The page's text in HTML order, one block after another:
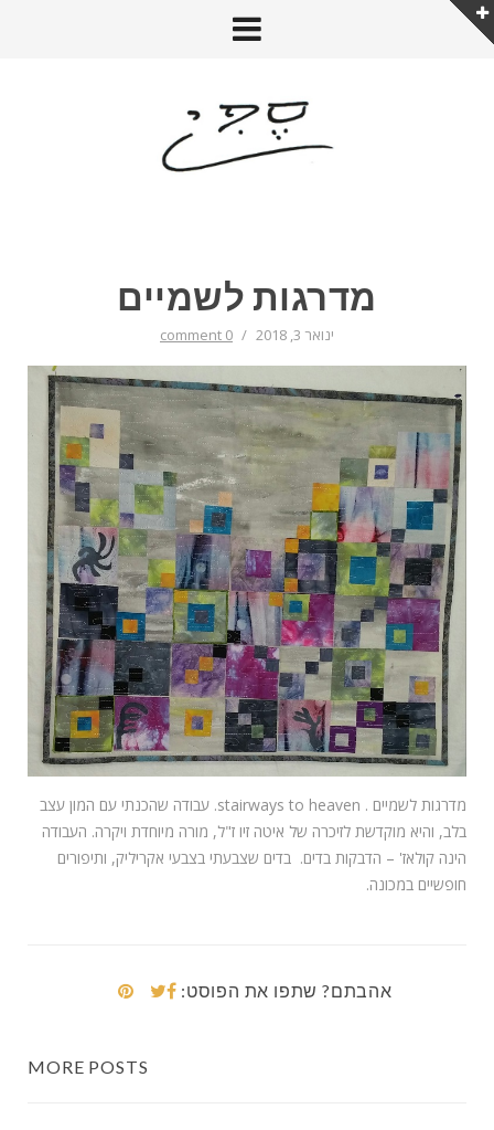
מדרגות לשמיים
ינואר 3, 2018 /
0 comment
מדרגות לשמיים . stairways to heaven. עבודה שהכנתי עם המון עצב
בלב, והיא מוקדשת לזיכרה של איטה זיו ז"ל, מורה מיוחדת ויקרה. העבודה
הינה קולאז' – הדבקות בדים. בדים שצבעתי בצבעי אקריליק, ותיפורים
חופשיים במכונה.
אהבתם? שתפו את הפוסט:
MORE POSTS